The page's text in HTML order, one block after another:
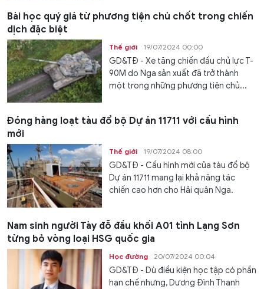
Bài học quý giá từ phương tiện chủ chốt trong chiến
dịch đặc biệt
Thế giới 19/07/2024 00:00
GD&TĐ - Xe tăng chiến đấu chủ lực T-
90M do Nga sản xuất đã trở thành
một trong những phương tiện chủ...
Đóng hàng loạt tàu đổ bộ Dự án 11711 với cấu hình
mới
Thế giới 19/07/2024 08:00
GD&TĐ - Cấu hình mới của tàu đổ bộ
Dự án 11711 mang lại khả năng tác
chiến cao hơn cho Hải quân Nga.
Nam sinh người Tày đỗ đầu khối A01 tỉnh Lạng Sơn
từng bỏ vòng loại HSG quốc gia
Học đường 20/07/2024 00:04
GD&TĐ - Dù điều kiện học tập có phần
hạn chế nhưng, Dương Đình Thanh